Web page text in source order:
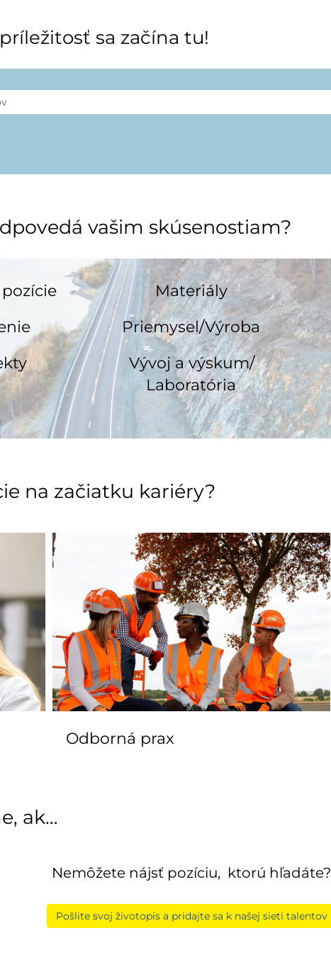
sa začína tu!
vašim skúsenostiam?
Materiály
Priemysel/Výroba
Vývoj a výskum/
Laboratória
na začiatku kariéry?
Odborná prax
ak…
Nemôžete nájsť pozíciu, ktorú hľadáte?
Pošlite svoj životopis a pridajte sa k našej sieti talentov